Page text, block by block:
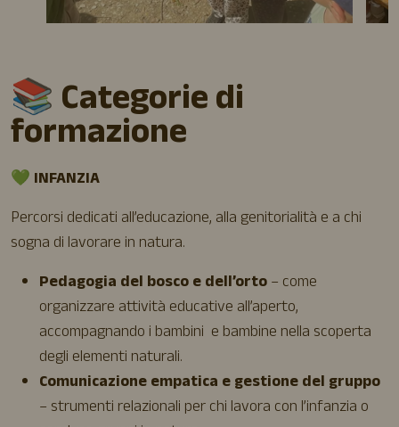
📚Categorie di
formazione
💚 INFANZIA
Percorsi dedicati all’educazione, alla genitorialità e a chi
sogna di lavorare in natura.
Pedagogia del bosco e dell’orto– come
organizzare attività educative all’aperto,
accompagnando i bambini e bambine nella scoperta
degli elementi naturali.
Comunicazione empatica e gestione del gruppo
– strumenti relazionali per chi lavora con l’infanzia o